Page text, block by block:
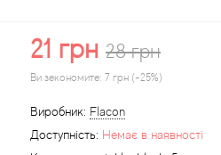
21 грн 28 грн
Ви зекономите: 7 грн (-25%)
Виробник: Flacon
Доступність: Немає в наявності